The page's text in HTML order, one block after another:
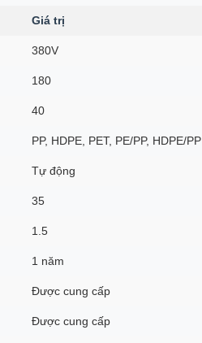
Giá trị
380V
180
40
PP, HDPE, PET, PE/PP, HDPE/PP
Tự động
35
1.5
1 năm
Được cung cấp
Được cung cấp